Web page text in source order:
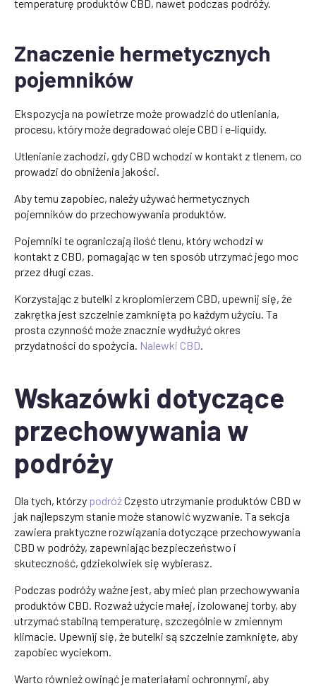
temperaturę produktów CBD, nawet podczas podróży.
Znaczenie hermetycznych
pojemników
Ekspozycja na powietrze może prowadzić do utleniania,
procesu, który może degradować oleje CBD i e-liquidy.
Utlenianie zachodzi, gdy CBD wchodzi w kontakt z tlenem, co
prowadzi do obniżenia jakości.
Aby temu zapobiec, należy używać hermetycznych
pojemników do przechowywania produktów.
Pojemniki te ograniczają ilość tlenu, który wchodzi w
kontakt z CBD, pomagając w ten sposób utrzymać jego moc
przez długi czas.
Korzystając z butelki z kroplomierzem CBD, upewnij się, że
zakrętka jest szczelnie zamknięta po każdym użyciu. Ta
prosta czynność może znacznie wydłużyć okres
przydatności do spożycia. Nalewki CBD.
Wskazówki dotyczące
przechowywania w
podróży
Dla tych, którzy podróżCzęsto utrzymanie produktów CBD w
jak najlepszym stanie może stanowić wyzwanie. Ta sekcja
zawiera praktyczne rozwiązania dotyczące przechowywania
CBD w podróży, zapewniając bezpieczeństwo i
skuteczność, gdziekolwiek się wybierasz.
Podczas podróży ważne jest, aby mieć plan przechowywania
produktów CBD. Rozważ użycie małej, izolowanej torby, aby
utrzymać stabilną temperaturę, szczególnie w zmiennym
klimacie. Upewnij się, że butelki są szczelnie zamknięte, aby
zapobiec wyciekom.
Warto również owinąć je materiałami ochronnymi, aby